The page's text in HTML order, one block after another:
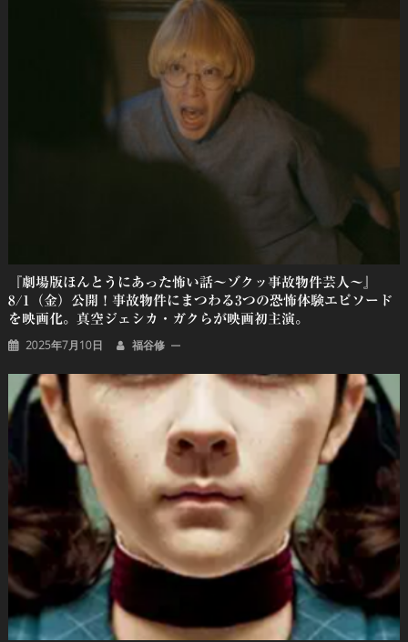
『劇場版ほんとうにあった怖い話～ゾクッ事故物件芸人～』
8/1（金）公開！事故物件にまつわる3つの恐怖体験エピソード
を映画化。真空ジェシカ・ガクらが映画初主演。
2025年7月10日 福谷修